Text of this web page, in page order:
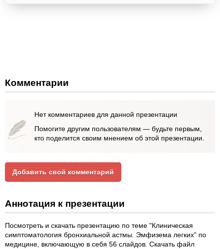
Комментарии
Нет комментариев для данной презентации
Помогите другим пользователям — будьте первым,
кто поделится своим мнением об этой презентации.
Добавить свой комментарий
Аннотация к презентации
Посмотреть и скачать презентацию по теме "Клиническая
симптоматология бронхиальной астмы. Эмфизема легких" по
медицине, включающую в себя 56 слайдов. Скачать файл